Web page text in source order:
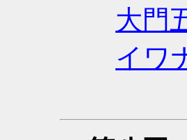
大門
イワ